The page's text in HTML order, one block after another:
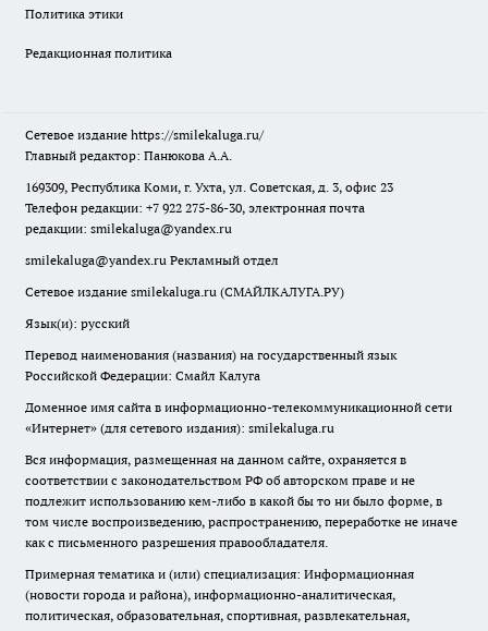
Политика этики
Редакционная политика
Сетевое издание https://smilekaluga.ru/
Главный редактор: Панюкова А.А.
169309, Республика Коми, г. Ухта, ул. Советская, д. 3, офис 23
Телефон редакции: +7 922 275-86-30, электронная почта
редакции: smilekaluga@yandex.ru
smilekaluga@yandex.ru Рекламный отдел
Сетевое издание smilekaluga.ru (СМАЙЛКАЛУГА.РУ)
Язык(и): русский
Перевод наименования (названия) на государственный язык
Российской Федерации: Смайл Калуга
Доменное имя сайта в информационно-телекоммуникационной сети
«Интернет» (для сетевого издания): smilekaluga.ru
Вся информация, размещенная на данном сайте, охраняется в
соответствии с законодательством РФ об авторском праве и не
подлежит использованию кем-либо в какой бы то ни было форме, в
том числе воспроизведению, распространению, переработке не иначе
как с письменного разрешения правообладателя.
Примерная тематика и (или) специализация: Информационная
(новости города и района), информационно-аналитическая,
политическая, образовательная, спортивная, развлекательная,